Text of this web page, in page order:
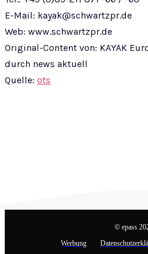
E-Mail: kayak@schwartzpr.de
Web: www.schwartzpr.de
Original-Content von: KAYAK
durch news aktuell
Quelle: ots
© epass
Werbung